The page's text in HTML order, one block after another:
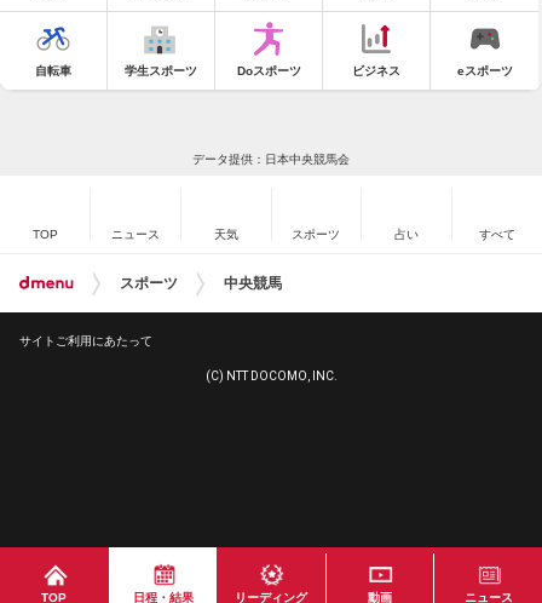
TOP 日程・結果 リーディング 動画 ニュース
自転車 学生スポーツ Doスポーツ ビジネス eスポーツ
データ提供：日本中央競馬会
TOP ニュース 天気 スポーツ 占い すべて
スポーツ 中央競馬
サイトご利用にあたって
(C) NTT DOCOMO, INC.